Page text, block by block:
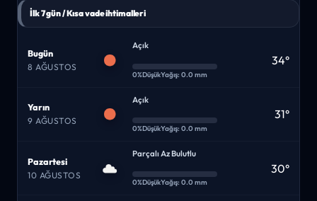
İlk 7 gün / Kısa vade ihtimalleri
Bugün
8 AĞUSTOS
Açık
0%DüşükYağış: 0.0 mm
34°
Yarın
9 AĞUSTOS
Açık
0%DüşükYağış: 0.0 mm
31°
Pazartesi
10 AĞUSTOS
Parçalı Az Bulutlu
0%DüşükYağış: 0.0 mm
30°